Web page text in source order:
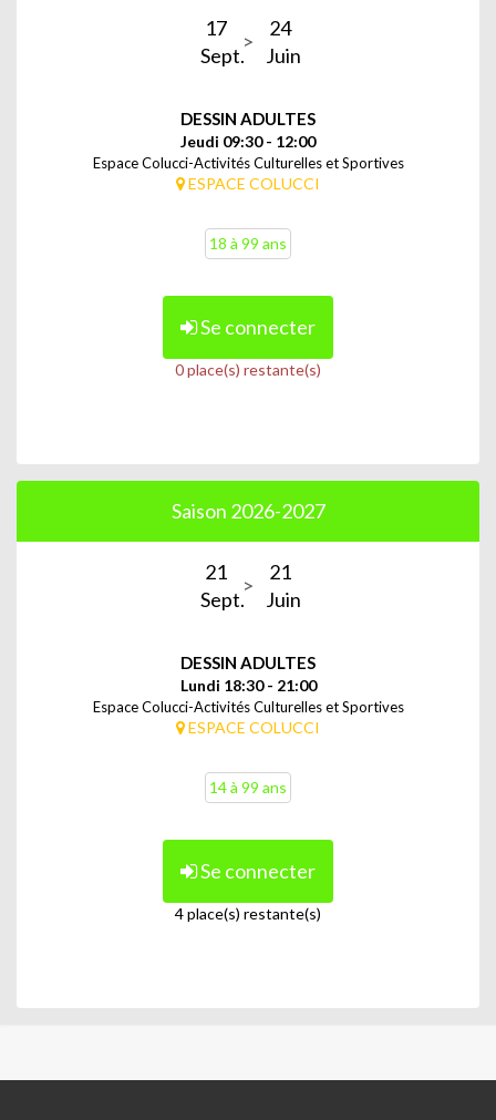
17
Sept.
24
Juin
DESSIN ADULTES
Jeudi 09:30 - 12:00
Espace Colucci-Activités Culturelles et Sportives
ESPACE COLUCCI
18 à 99 ans
Se connecter
0 place(s) restante(s)
Saison 2026-2027
21
Sept.
21
Juin
DESSIN ADULTES
Lundi 18:30 - 21:00
Espace Colucci-Activités Culturelles et Sportives
ESPACE COLUCCI
14 à 99 ans
Se connecter
4 place(s) restante(s)